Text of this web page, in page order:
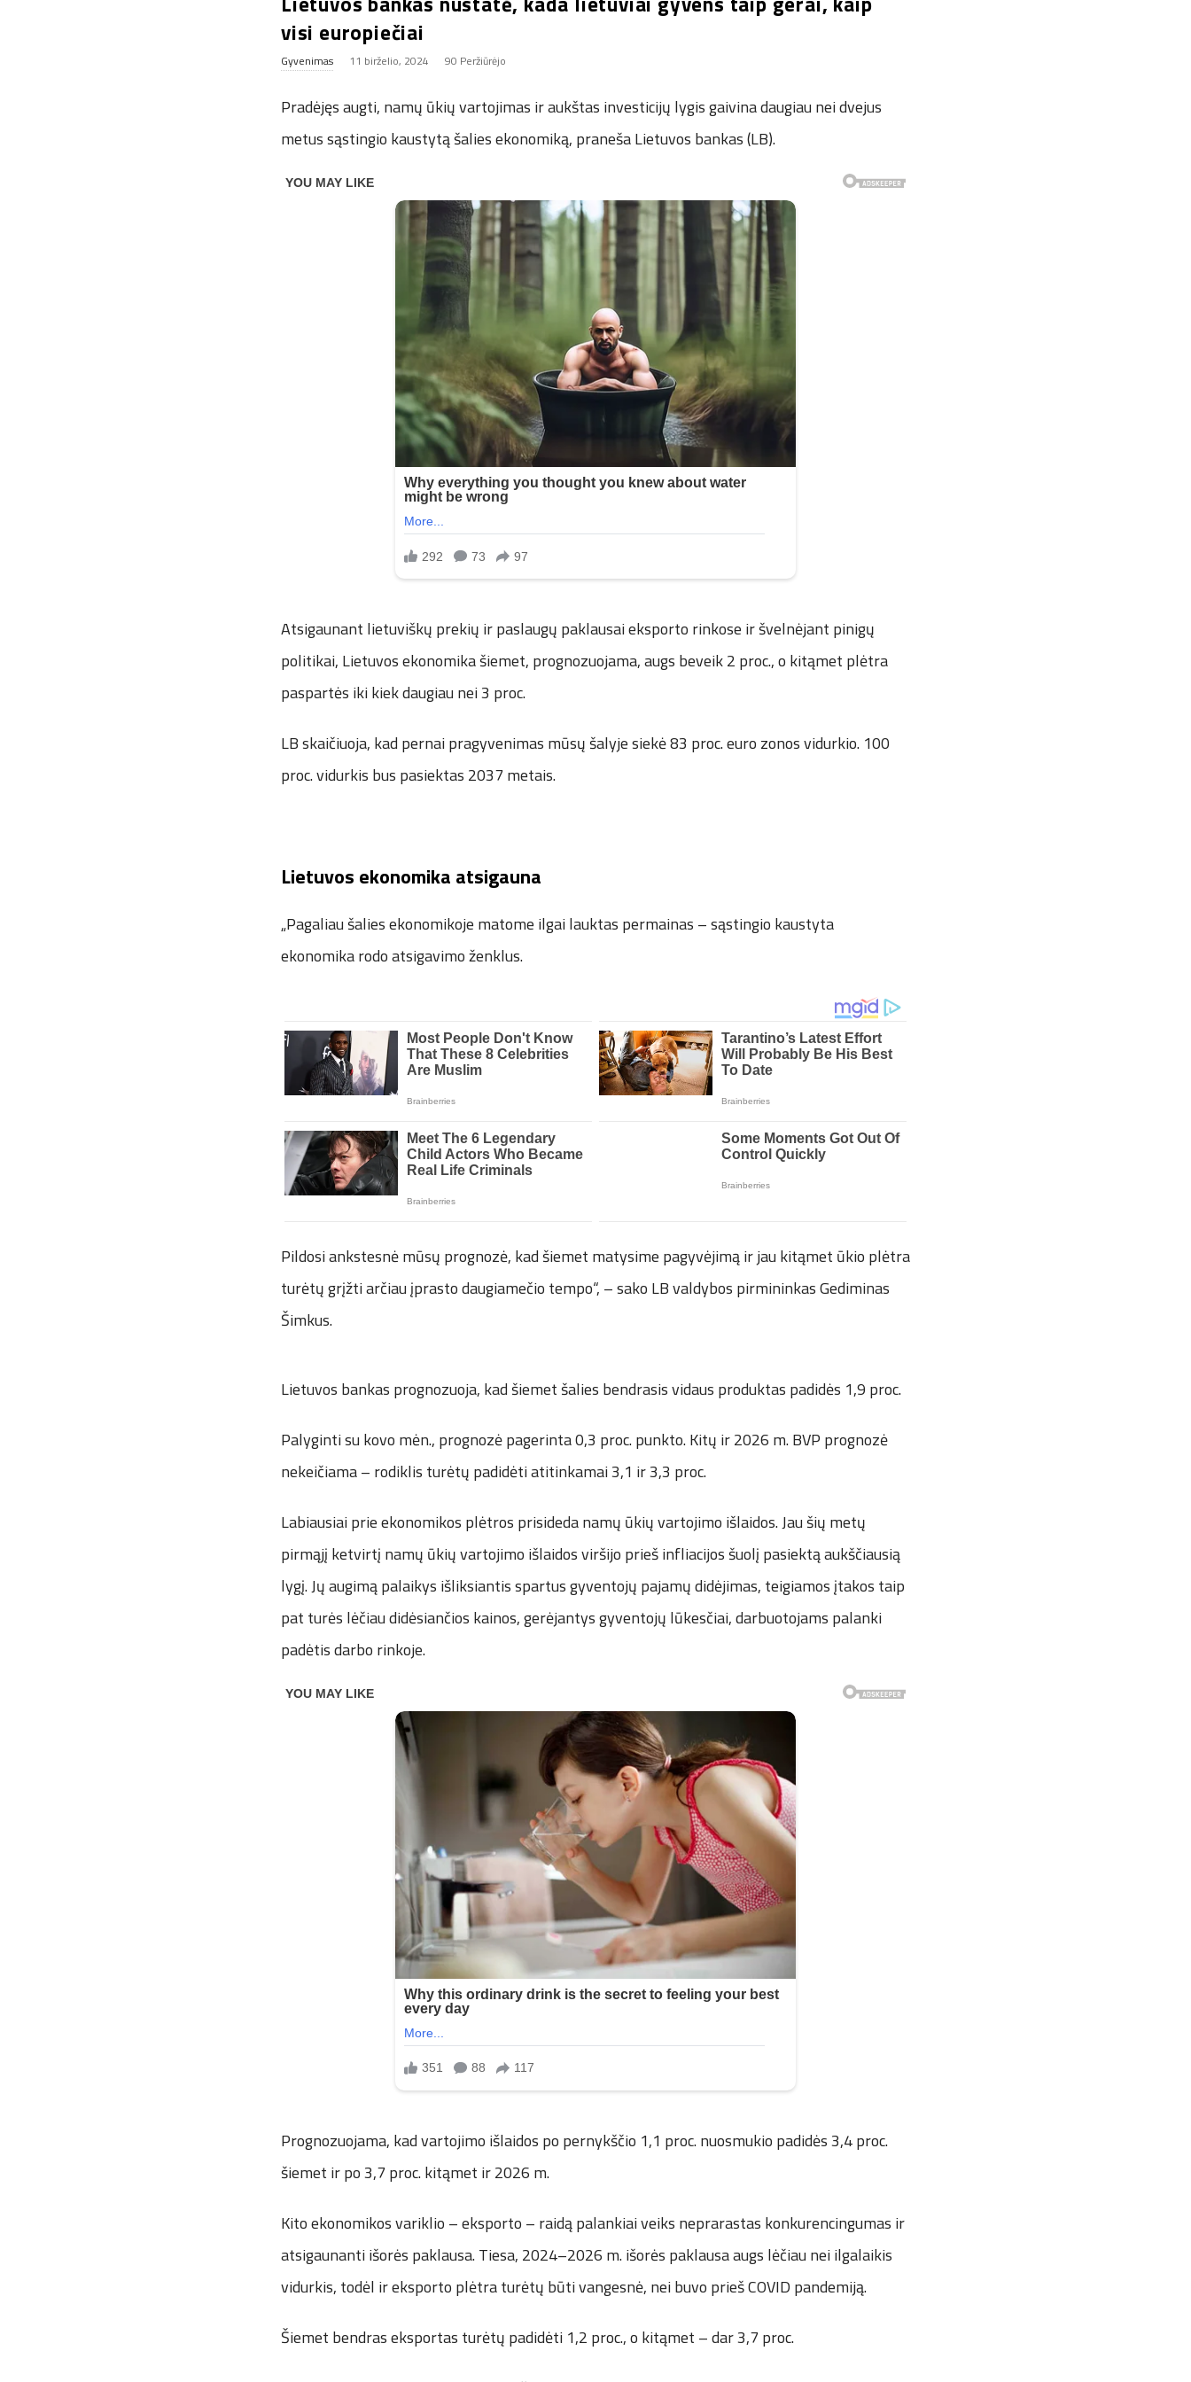
visi europiečiai
Gyvenimas 11 birželio, 2024 90 Peržiūrėjo
Pradėjęs augti, namų ūkių vartojimas ir aukštas investicijų lygis gaivina daugiau nei dvejus
metus sąstingio kaustytą šalies ekonomiką, praneša Lietuvos bankas (LB).
Atsigaunant lietuviškų prekių ir paslaugų paklausai eksporto rinkose ir švelnėjant pinigų
politikai, Lietuvos ekonomika šiemet, prognozuojama, augs beveik 2 proc., o kitąmet plėtra
paspartės iki kiek daugiau nei 3 proc.
LB skaičiuoja, kad pernai pragyvenimas mūsų šalyje siekė 83 proc. euro zonos vidurkio. 100
proc. vidurkis bus pasiektas 2037 metais.
Lietuvos ekonomika atsigauna
„Pagaliau šalies ekonomikoje matome ilgai lauktas permainas – sąstingio kaustyta
ekonomika rodo atsigavimo ženklus.
Pildosi ankstesnė mūsų prognozė, kad šiemet matysime pagyvėjimą ir jau kitąmet ūkio plėtra
turėtų grįžti arčiau įprasto daugiamečio tempo“, – sako LB valdybos pirmininkas Gediminas
Šimkus.
Lietuvos bankas prognozuoja, kad šiemet šalies bendrasis vidaus produktas padidės 1,9 proc.
Palyginti su kovo mėn., prognozė pagerinta 0,3 proc. punkto. Kitų ir 2026 m. BVP prognozė
nekeičiama – rodiklis turėtų padidėti atitinkamai 3,1 ir 3,3 proc.
Labiausiai prie ekonomikos plėtros prisideda namų ūkių vartojimo išlaidos. Jau šių metų
pirmąjį ketvirtį namų ūkių vartojimo išlaidos viršijo prieš infliacijos šuolį pasiektą aukščiausią
lygį. Jų augimą palaikys išliksiantis spartus gyventojų pajamų didėjimas, teigiamos įtakos taip
pat turės lėčiau didėsiančios kainos, gerėjantys gyventojų lūkesčiai, darbuotojams palanki
padėtis darbo rinkoje.
Prognozuojama, kad vartojimo išlaidos po pernykščio 1,1 proc. nuosmukio padidės 3,4 proc.
šiemet ir po 3,7 proc. kitąmet ir 2026 m.
Kito ekonomikos variklio – eksporto – raidą palankiai veiks neprarastas konkurencingumas ir
atsigaunanti išorės paklausa. Tiesa, 2024–2026 m. išorės paklausa augs lėčiau nei ilgalaikis
vidurkis, todėl ir eksporto plėtra turėtų būti vangesnė, nei buvo prieš COVID pandemiją.
Šiemet bendras eksportas turėtų padidėti 1,2 proc., o kitąmet – dar 3,7 proc.